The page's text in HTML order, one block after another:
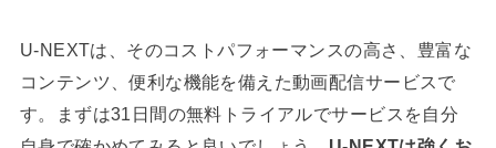
U-NEXTは、そのコストパフォーマンスの高さ、豊富な
コンテンツ、便利な機能を備えた動画配信サービスで
す。まずは31日間の無料トライアルでサービスを自分